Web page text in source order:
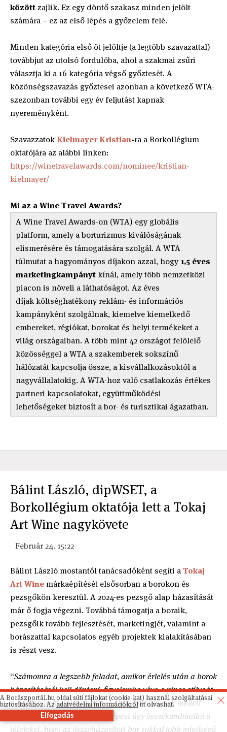
közöttzajlik. Ez egy döntő szakasz minden jelölt
számára – ez az első lépés a győzelem felé.
Minden kategória első öt jelöltje (a legtöbb szavazattal)
továbbjut az utolsó fordulóba, ahol a szakmai zsűri
választja ki a 16 kategória végső győztesét. A
közönségszavazás győztesei azonban a következő WTA-
szezonban további egy év feljutást kapnak
nyereményként.
Szavazzatok Kielmayer Kristian-ra a Borkollégium
oktatójára az alábbi linken:
https://winetravelawards.com/nominee/kristian-
kielmayer/
Mi az a Wine Travel Awards?
A Wine Travel Awards-on (WTA) egy globális
platform, amely a borturizmus kiválóságának
elismerésére és támogatására szolgál. A WTA
túlmutat a hagyományos díjakon azzal, hogy 1,5 éves
marketingkampányt kínál, amely több nemzetközi
piacon is növeli a láthatóságot. Az éves
díjak költséghatékony reklám- és információs
kampányként szolgálnak, kiemelve kiemelkedő
embereket, régiókat, borokat és helyi termékeket a
világ országaiban. A több mint 42 országot felölelő
közösséggel a WTA a szakemberek sokszínű
hálózatát kapcsolja össze, a kisvállalkozásoktól a
nagyvállalatokig. A WTA-hoz való csatlakozás értékes
partneri kapcsolatokat, együttműködési
lehetőségeket biztosít a bor- és turisztikai ágazatban.
Bálint László, dipWSET, a
Borkollégium oktatója lett a Tokaj
Art Wine nagykövete
Február 24. 15:22
Bálint László mostantól tanácsadóként segíti aTokaj
Art Wine márkaépítését elsősorban a borokon és
pezsgőkön keresztül. A 2024-es pezsgő alap házasítását
már ő fogja végezni. Továbbá támogatja a boraik,
pezsgőik tovább fejlesztését, marketingjét, valamint a
borászattal kapcsolatos egyéb projektek kialakításában
is részt vesz.
“Számomra a legszebb feladat, amikor érlelés után a borok
házasításáról kell dönteni, figyelembe véve a pince stílusát,
a korábban kialakított brand-eket, és mindezek mellett
évről évre a lehetőségekhez képest úgy összekombinálni a
tételeket, hogy az összeházasított bor sokkal jobb minőségű
A Borászportál.hu oldal süti fájlokat (cookie-kat) használ szolgáltatásai
biztosításához. Azadatvédelmi információkrólitt olvashat.
Elfogadás